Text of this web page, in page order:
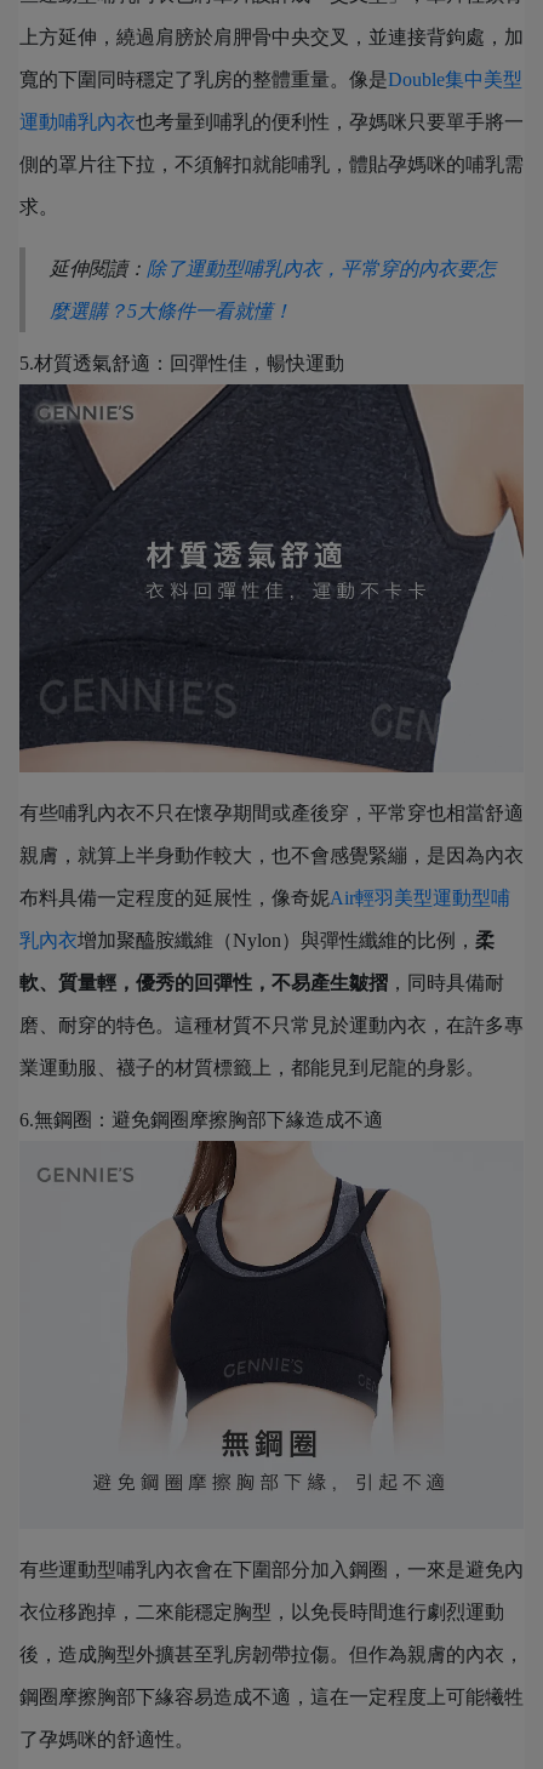
上方延伸，繞過肩膀於肩胛骨中央交叉，並連接背鉤處，加
寬的下圍同時穩定了乳房的整體重量。像是Double集中美型
運動哺乳內衣也考量到哺乳的便利性，孕媽咪只要單手將一
側的罩片往下拉，不須解扣就能哺乳，體貼孕媽咪的哺乳需
求。
延伸閱讀： 除了運動型哺乳內衣，平常穿的內衣要怎
麼選購？5大條件一看就懂！
5.材質透氣舒適：回彈性佳，暢快運動
有些哺乳內衣不只在懷孕期間或產後穿，平常穿也相當舒適
親膚，就算上半身動作較大，也不會感覺緊繃，是因為內衣
布料具備一定程度的延展性，像奇妮Air輕羽美型運動型哺
乳內衣增加聚醯胺纖維（Nylon）與彈性纖維的比例， 柔
軟、質量輕，優秀的回彈性，不易產生皺摺 ，同時具備耐
磨、耐穿的特色。這種材質不只常見於運動內衣，在許多專
業運動服、襪子的材質標籤上，都能見到尼龍的身影。
6.無鋼圈：避免鋼圈摩擦胸部下緣造成不適
有些運動型哺乳內衣會在下圍部分加入鋼圈，一來是避免內
衣位移跑掉，二來能穩定胸型，以免長時間進行劇烈運動
後，造成胸型外擴甚至乳房韌帶拉傷。但作為親膚的內衣，
鋼圈摩擦胸部下緣容易造成不適，這在一定程度上可能犧牲
了孕媽咪的舒適性。